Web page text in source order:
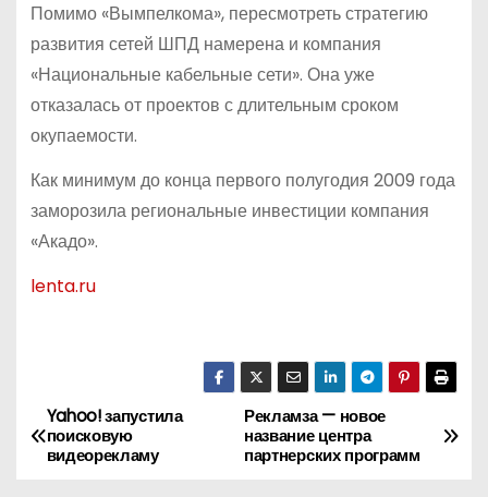
Помимо «Вымпелкома», пересмотреть стратегию
развития сетей ШПД намерена и компания
«Национальные кабельные сети». Она уже
отказалась от проектов с длительным сроком
окупаемости.
Как минимум до конца первого полугодия 2009 года
заморозила региональные инвестиции компания
«Акадо».
lenta.ru
Н
а
Рекламза — новое
название центра
партнерских программ
Yahoo! запустила
поисковую
видеорекламу